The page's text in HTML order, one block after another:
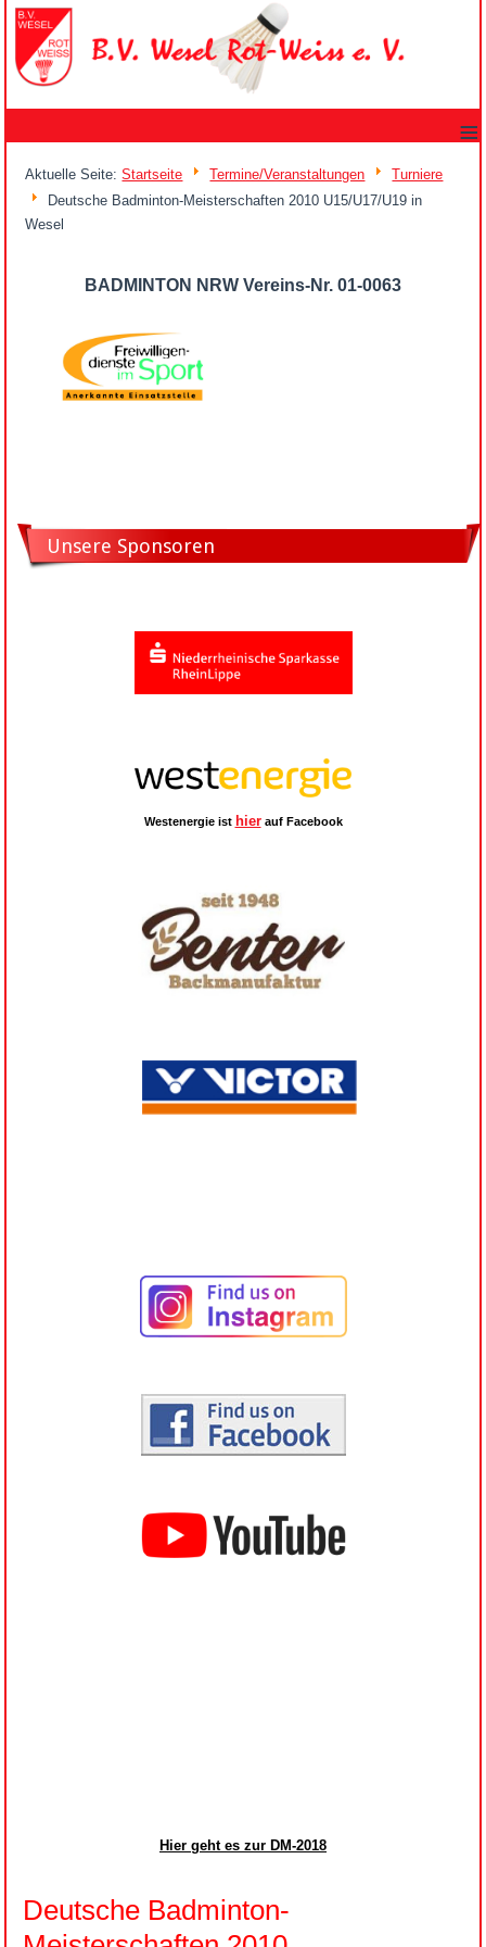
≡
Aktuelle Seite:Startseite Termine/Veranstaltungen
Turniere
Deutsche Badminton-Meisterschaften 2010 U15/U17/U19 in
Wesel
BADMINTON NRW Vereins-Nr. 01-0063
Unsere Sponsoren
Westenergie ist hierauf Facebook
Hier geht es zur DM-2018
Deutsche Badminton-